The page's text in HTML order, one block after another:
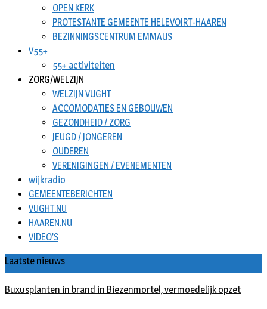
OPEN KERK
PROTESTANTE GEMEENTE HELEVOIRT-HAAREN
BEZINNINGSCENTRUM EMMAUS
V55+
55+ activiteiten
ZORG/WELZIJN
WELZIJN VUGHT
ACCOMODATIES EN GEBOUWEN
GEZONDHEID / ZORG
JEUGD / JONGEREN
OUDEREN
VERENIGINGEN / EVENEMENTEN
wijkradio
GEMEENTEBERICHTEN
VUGHT.NU
HAAREN.NU
VIDEO’S
Laatste nieuws
Buxusplanten in brand in Biezenmortel, vermoedelijk opzet